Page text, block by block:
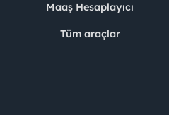
Maaş Hesaplayıcı
Tüm araçlar